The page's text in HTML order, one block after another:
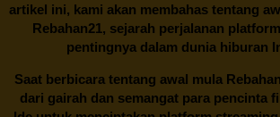
artikel ini, kami akan membahas tentang
Rebahan21, sejarah perjalanan
pentingnya dalam dunia hiburan
Saat berbicara tentang awal mula
dari gairah dan semangat para pencinta